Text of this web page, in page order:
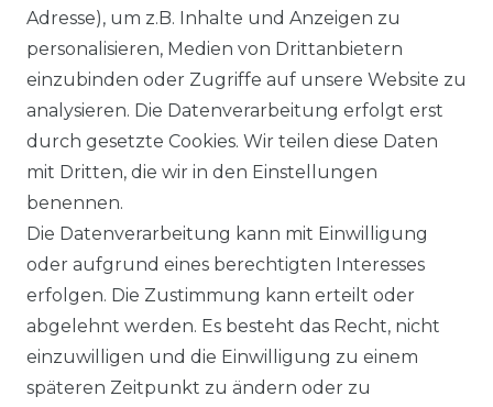
Ähnlicher Artikel
Artikelpaket :
UVP 49,99 €
ab 47,99 € *
Impressum Daten­schutz­erklärung
Adresse), um z.B. Inhalte und Anzeigen zu
personalisieren, Medien von Drittanbietern
einzubinden oder Zugriffe auf unsere Website zu
analysieren. Die Datenverarbeitung erfolgt erst
durch gesetzte Cookies. Wir teilen diese Daten
mit Dritten, die wir in den Einstellungen
benennen.
Die Datenverarbeitung kann mit Einwilligung
oder aufgrund eines berechtigten Interesses
erfolgen. Die Zustimmung kann erteilt oder
abgelehnt werden. Es besteht das Recht, nicht
einzuwilligen und die Einwilligung zu einem
späteren Zeitpunkt zu ändern oder zu